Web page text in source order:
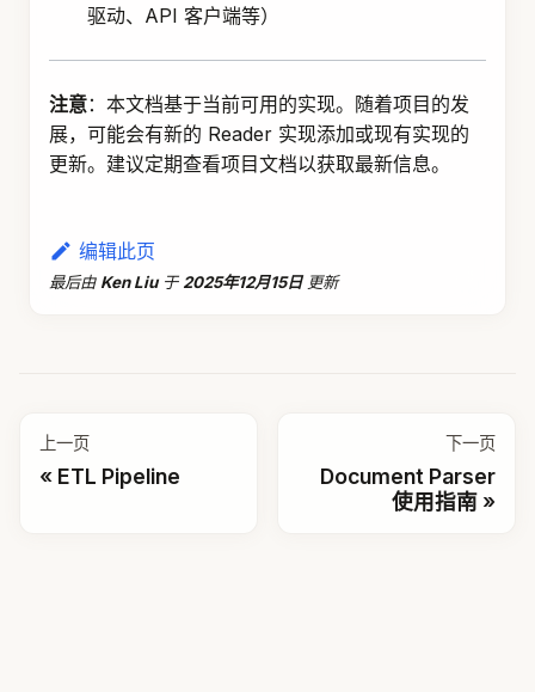
驱动、API 客户端等）
注意：本文档基于当前可用的实现。随着项目的发
展，可能会有新的 Reader 实现添加或现有实现的
更新。建议定期查看项目文档以获取最新信息。
编辑此页
最后由 Ken Liu 于 2025年12月15日 更新
上一页
ETL Pipeline
下一页
Document Parser
使用指南